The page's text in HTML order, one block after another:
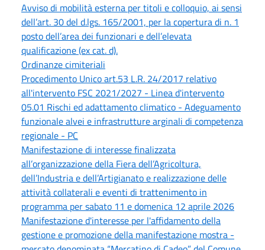
Avviso di mobilità esterna per titoli e colloquio, ai sensi
dell’art. 30 del d.lgs. 165/2001, per la copertura di n. 1
posto dell’area dei funzionari e dell’elevata
qualificazione (ex cat. d).
Ordinanze cimiteriali
Procedimento Unico art.53 L.R. 24/2017 relativo
all'intervento FSC 2021/2027 - Linea d'intervento
05.01 Rischi ed adattamento climatico - Adeguamento
funzionale alvei e infrastrutture arginali di competenza
regionale - PC
Manifestazione di interesse finalizzata
all’organizzazione della Fiera dell’Agricoltura,
dell’Industria e dell’Artigianato e realizzazione delle
attività collaterali e eventi di trattenimento in
programma per sabato 11 e domenica 12 aprile 2026
Manifestazione d'interesse per l'affidamento della
gestione e promozione della manifestazione mostra -